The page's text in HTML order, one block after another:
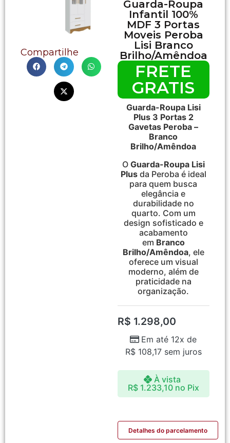
Compartilhe
Guarda-Roupa
Infantil 100%
MDF 3 Portas
Moveis Peroba
Lisi Branco
Brilho/Amêndoa
FRETE
GRATIS
Guarda-Roupa Lisi
Plus 3 Portas 2
Gavetas Peroba –
Branco
Brilho/Amêndoa
O Guarda-Roupa Lisi
Plusda Peroba é ideal
para quem busca
elegância e
durabilidade no
quarto. Com um
design sofisticado e
acabamento
em Branco
Brilho/Amêndoa, ele
oferece um visual
moderno, além de
praticidade na
organização.
R$ 1.298,00
Em até 12x de
R$108,17sem juros
À vista
R$1.233,10 no Pix
Detalhes do parcelamento